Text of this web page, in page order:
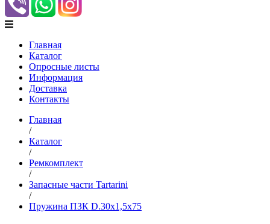
Главная
Каталог
Опросные листы
Информация
Доставка
Контакты
Главная
/
Каталог
/
Ремкомплект
/
Запасные части Tartarini
/
Пружина ПЗК D.30х1,5х75